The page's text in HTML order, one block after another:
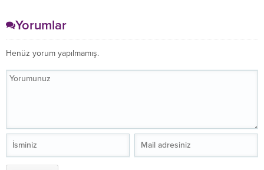
Yorumlar
Henüz yorum yapılmamış.